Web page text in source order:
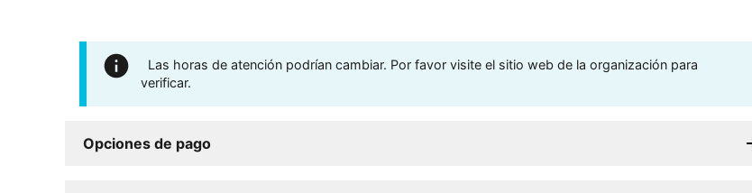
Las horas de atención podrían cambiar. Por favor visite el sitio web de la organización para
verificar.
Opciones de pago